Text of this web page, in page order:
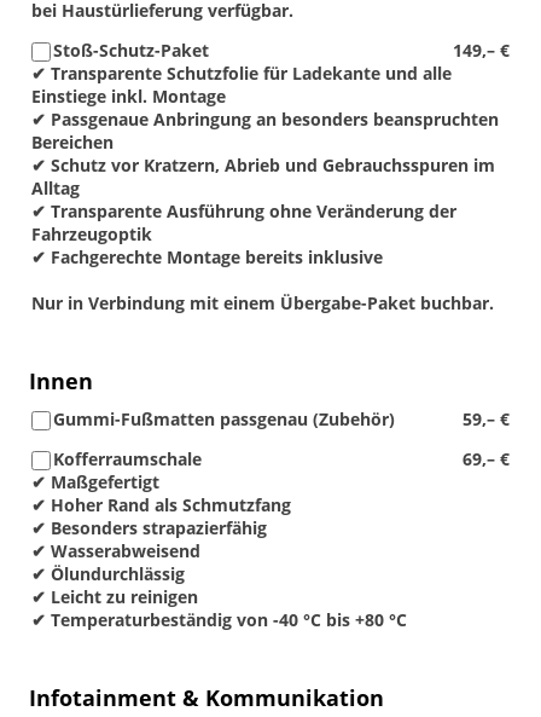
bei Haustürlieferung verfügbar.
149,– €
Stoß-Schutz-Paket
✔ Transparente Schutzfolie für Ladekante und alle
Einstiege inkl. Montage
✔ Passgenaue Anbringung an besonders beanspruchten
Bereichen
✔ Schutz vor Kratzern, Abrieb und Gebrauchsspuren im
Alltag
✔ Transparente Ausführung ohne Veränderung der
Fahrzeugoptik
✔ Fachgerechte Montage bereits inklusive
Nur in Verbindung mit einem Übergabe-Paket buchbar.
Innen
59,– €
Gummi-Fußmatten passgenau (Zubehör)
69,– €
Kofferraumschale
✔ Maßgefertigt
✔ Hoher Rand als Schmutzfang
✔ Besonders strapazierfähig
✔ Wasserabweisend
✔ Ölundurchlässig
✔ Leicht zu reinigen
✔ Temperaturbeständig von -40 °C bis +80 °C
Infotainment & Kommunikation